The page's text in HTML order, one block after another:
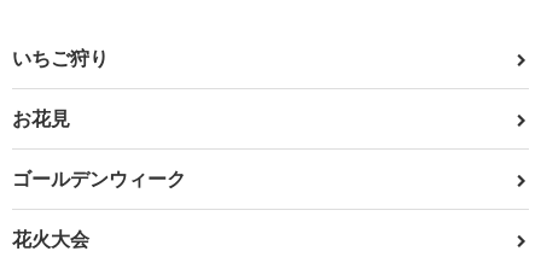
いちご狩り
お花見
ゴールデンウィーク
花火大会